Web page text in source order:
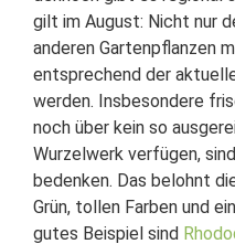
gilt im August: Nicht nur
anderen Gartenpflanzen
entsprechend der
werden. Insbesondere
noch über kein so
Wurzelwerk verfügen,
bedenken. Das belohnt
Grün, tollen Farben und
gutes Beispiel sind